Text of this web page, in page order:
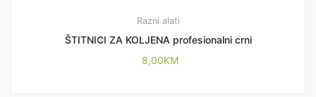
Razni alati
ŠTITNICI ZA KOLJENA profesionalni crni
8,00KM